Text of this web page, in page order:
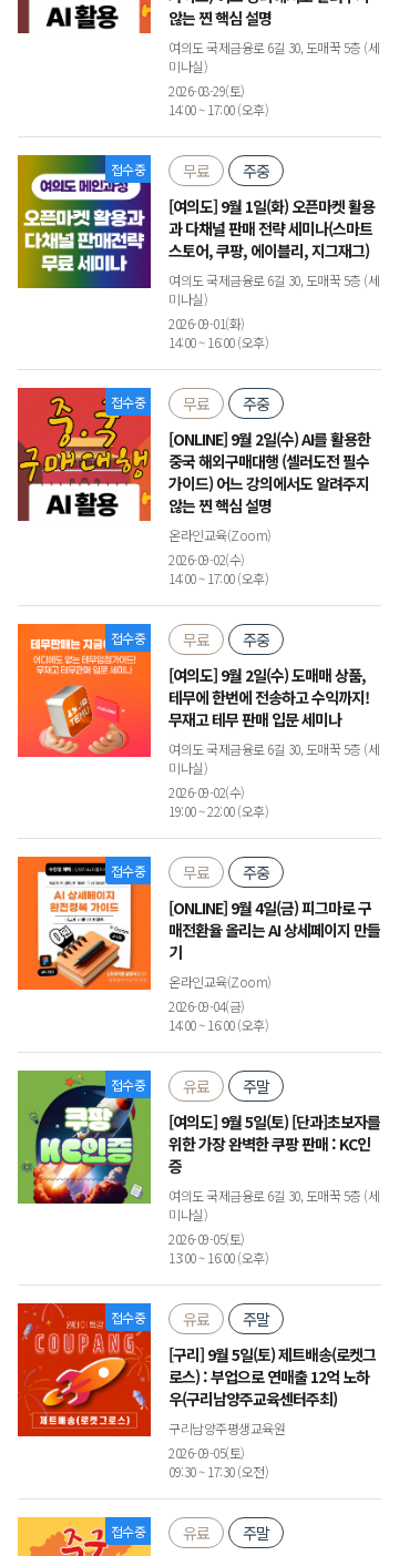
않는 찐 핵심 설명
여의도 국제금융로 6길 30, 도매꾹 5층 (세
미나실)
2026-08-29(토)
14:00 ~ 17:00 (오후)
접수중 무료
주중
[여의도] 9월 1일(화) 오픈마켓 활용
과 다채널 판매 전략 세미나(스마트
스토어, 쿠팡, 에이블리, 지그재그)
여의도 국제금융로 6길 30, 도매꾹 5층 (세
미나실)
2026-09-01(화)
14:00 ~ 16:00 (오후)
접수중 무료
주중
[ONLINE] 9월 2일(수) AI를 활용한
중국 해외구매대행 (셀러도전 필수
가이드) 어느 강의에서도 알려주지
않는 찐 핵심 설명
온라인교육(Zoom)
2026-09-02(수)
14:00 ~ 17:00 (오후)
접수중 무료
주중
[여의도] 9월 2일(수) 도매매 상품,
테무에 한번에 전송하고 수익까지!
무재고 테무 판매 입문 세미나
여의도 국제금융로 6길 30, 도매꾹 5층 (세
미나실)
2026-09-02(수)
19:00 ~ 22:00 (오후)
접수중 무료
주중
[ONLINE] 9월 4일(금) 피그마로 구
매전환율 올리는 AI 상세페이지 만들
기
온라인교육(Zoom)
2026-09-04(금)
14:00 ~ 16:00 (오후)
접수중 유료
주말
[여의도] 9월 5일(토) [단과]초보자를
위한 가장 완벽한 쿠팡 판매 : KC인
증
여의도 국제금융로 6길 30, 도매꾹 5층 (세
미나실)
2026-09-05(토)
13:00 ~ 16:00 (오후)
접수중 유료
주말
[구리] 9월 5일(토) 제트배송(로켓그
로스) : 부업으로 연매출 12억 노하
우(구리남양주교육센터주최)
구리남양주평생교육원
2026-09-05(토)
09:30 ~ 17:30 (오전)
접수중 유료
주말